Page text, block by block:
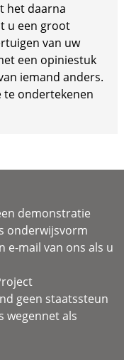
het daarna
u een groot
van uw
een opiniestuk
iemand anders.
te ondertekenen
demonstratie
onderwijsvorm
e-mail van ons als u
geen staatssteun
wegennet als